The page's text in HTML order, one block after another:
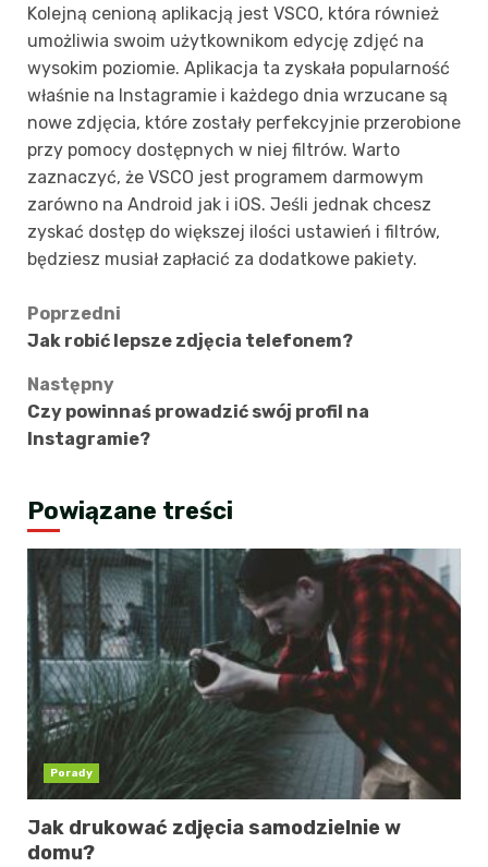
Kolejną cenioną aplikacją jest VSCO, która również
umożliwia swoim użytkownikom edycję zdjęć na
wysokim poziomie. Aplikacja ta zyskała popularność
właśnie na Instagramie i każdego dnia wrzucane są
nowe zdjęcia, które zostały perfekcyjnie przerobione
przy pomocy dostępnych w niej filtrów. Warto
zaznaczyć, że VSCO jest programem darmowym
zarówno na Android jak i iOS. Jeśli jednak chcesz
zyskać dostęp do większej ilości ustawień i filtrów,
będziesz musiał zapłacić za dodatkowe pakiety.
Zobacz
Poprzedni
Jak robić lepsze zdjęcia telefonem?
Następny
Czy powinnaś prowadzić swój profil na
Instagramie?
Powiązane treści
Porady
Jak drukować zdjęcia samodzielnie w
domu?